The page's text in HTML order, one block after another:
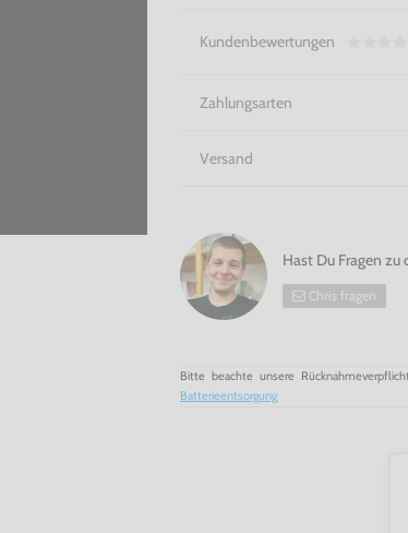
Kundenbewertungen
Zahlungsarten
Versand
Hast Du Fragen zu
Chris fragen
Bitte beachte unsere
Batterieentsorgung